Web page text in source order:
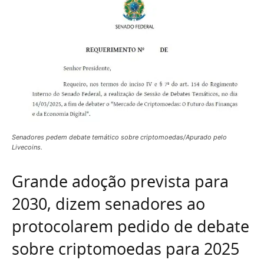
Senadores pedem debate temático sobre criptomoedas/Apurado pelo
Livecoins.
Grande adoção prevista para
2030, dizem senadores ao
protocolarem pedido de debate
sobre criptomoedas para 2025